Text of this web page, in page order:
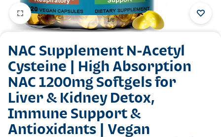
1/8
NAC Supplement N-Acetyl
Cysteine | High Absorption
NAC 1200mg Softgels for
Liver & Kidney Detox,
Immune Support &
Antioxidants | Vegan